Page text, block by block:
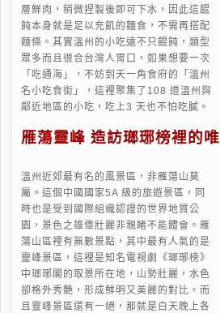
層鮮肉，稍微捏製後即可下水，因此這餛
飩本身就是足以充飢的麵食，不需再搭配
麵條。其實溫州的小吃遠不只餛飩，類型
眾多而且很合台灣人胃口，如果想要一次
「吃通海」，不妨到天一角食府的「溫州
名小吃食街」，這裡聚集了108 道溫州與
鄰近地區的小吃，吃上3 天也不怕吃膩。
雁蕩靈峰 造訪瑯琊榜裡的
溫州近郊最有名的風景區，非雁蕩山莫
屬。這個中國國家5A 級的旅遊景區，同
時也是受到國際組織認證的世界地質公
園，景色之雄偉壯麗非親睹不能體會。雁
蕩山區裡有無數景點，其中最有人氣的是
靈峰景區，這裡是知名電視劇《瑯琊榜》
中瑯琊閣的取景所在地，山勢壯麗，水色
卻格外秀艷，形成鮮明又美麗的對比。而
且靈峰景區還有一絕，那就是白天晚上各